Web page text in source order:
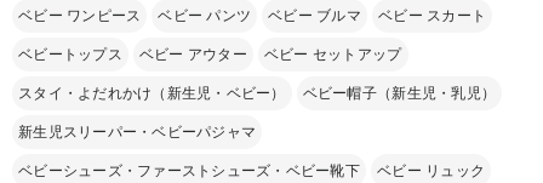
ベビー ワンピース ベビー パンツ ベビー ブルマ ベビー スカート
ベビートップス ベビー アウター ベビー セットアップ
スタイ・よだれかけ（新生児・ベビー） ベビー帽子（新生児・乳児）
新生児スリーパー・ベビーパジャマ
ベビーシューズ・ファーストシューズ・ベビー靴下 ベビー リュック